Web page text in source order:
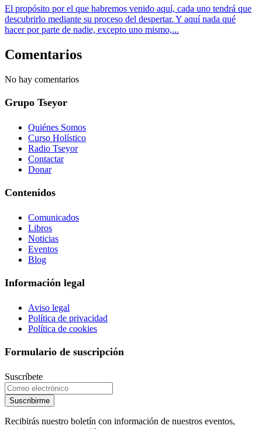
El propósito por el que habremos venido aquí, cada uno tendrá que
descubrirlo mediante su proceso del despertar. Y aquí nada qué
hacer por parte de nadie, excepto uno mismo,...
Comentarios
No hay comentarios
Grupo Tseyor
Quiénes Somos
Curso Holístico
Radio Tseyor
Contactar
Donar
Contenidos
Comunicados
Libros
Noticias
Eventos
Blog
Información legal
Aviso legal
Política de privacidad
Política de cookies
Formulario de suscripción
Suscríbete
Suscribirme
Recibirás nuestro boletín con información de nuestros eventos,